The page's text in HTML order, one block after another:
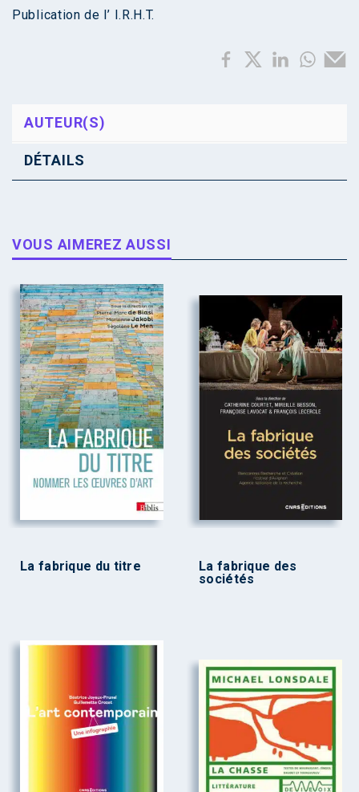
Publication de l’ I.R.H.T.
AUTEUR(S)
DÉTAILS
VOUS AIMEREZ AUSSI
La fabrique du titre
La fabrique des
sociétés